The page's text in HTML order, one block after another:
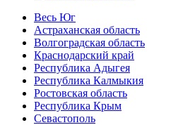
Весь Юг
Астраханская область
Волгоградская область
Краснодарский край
Республика Адыгея
Республика Калмыкия
Ростовская область
Республика Крым
Севастополь